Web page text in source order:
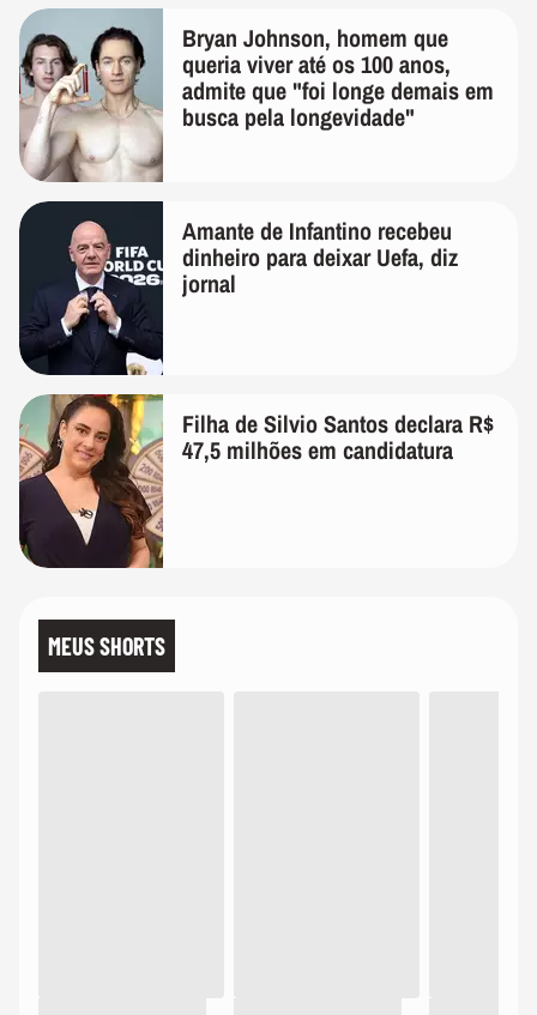
Bryan Johnson, homem que
queria viver até os 100 anos,
admite que "foi longe demais em
busca pela longevidade"
Amante de Infantino recebeu
dinheiro para deixar Uefa, diz
jornal
Filha de Silvio Santos declara R$
47,5 milhões em candidatura
MEUS SHORTS